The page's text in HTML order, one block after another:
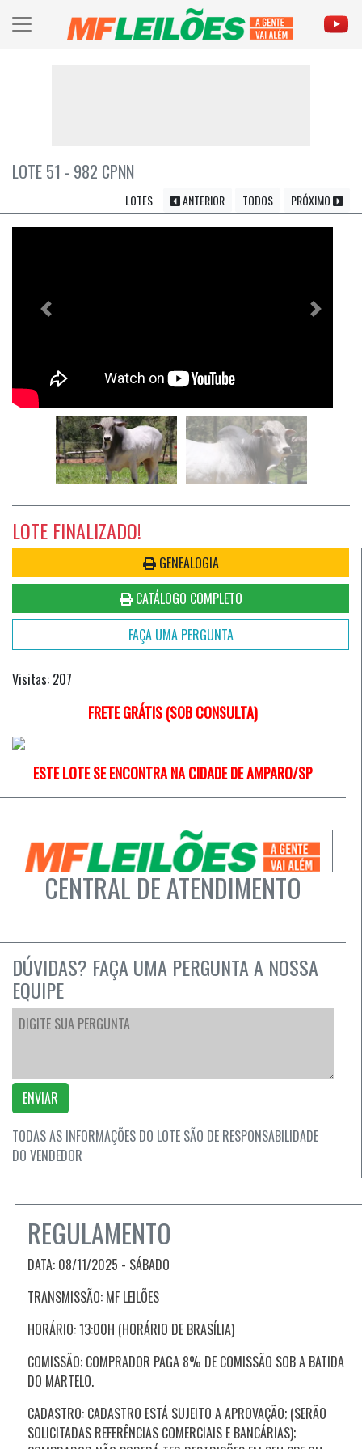
LOTE 51 - 982 CPNN
LOTES ANTERIOR TODOS PRÓXIMO
Previous Próximo
LOTE FINALIZADO!
GENEALOGIA
CATÁLOGO COMPLETO
FAÇA UMA PERGUNTA
Visitas: 207
FRETE GRÁTIS (SOB CONSULTA)
ESTE LOTE SE ENCONTRA NA CIDADE DE AMPARO/SP
CENTRAL DE ATENDIMENTO
DÚVIDAS? FAÇA UMA PERGUNTA A NOSSA
EQUIPE
ENVIAR
TODAS AS INFORMAÇÕES DO LOTE SÃO DE RESPONSABILIDADE
DO VENDEDOR
REGULAMENTO
DATA: 08/11/2025 - SÁBADO
TRANSMISSÃO: MF LEILÕES
HORÁRIO: 13:00H (HORÁRIO DE BRASÍLIA)
COMISSÃO: COMPRADOR PAGA 8% DE COMISSÃO SOB A BATIDA
DO MARTELO.
CADASTRO: CADASTRO ESTÁ SUJEITO A APROVAÇÃO; (SERÃO
SOLICITADAS REFERÊNCIAS COMERCIAIS E BANCÁRIAS);